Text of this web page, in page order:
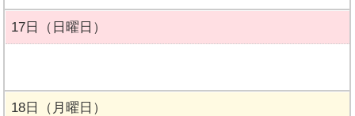
17日（日曜日）
18日（月曜日）